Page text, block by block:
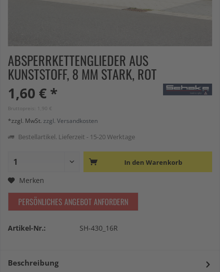
ABSPERRKETTENGLIEDER AUS
KUNSTSTOFF, 8 MM STARK, ROT
1,60 € *
Bruttopreis: 1,90 €
*zzgl. MwSt. zzgl. Versandkosten
Bestellartikel. Lieferzeit - 15-20 Werktage
In den Warenkorb
Merken
PERSÖNLICHES ANGEBOT ANFORDERN
Artikel-Nr.: SH-430_16R
Beschreibung